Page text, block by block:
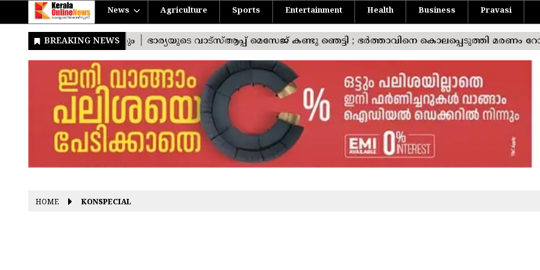
News Agriculture Sports Entertainment Health Business Pravasi
HOME KONSPECIAL